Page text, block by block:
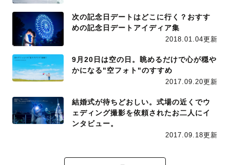
次の記念日デートはどこに行く？おすす
めの記念日デートアイディア集
2018.01.04更新
9月20日は空の日。眺めるだけで心が穏や
かになる"空フォト"のすすめ
2017.09.20更新
結婚式が待ちどおしい。式場の近くでウ
ェディング撮影を依頼されたお二人にイ
ンタビュー。
2017.09.18更新